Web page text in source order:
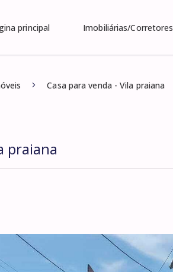
principal Imobiliárias/Corretores
Casa para venda - Vila praiana
praiana